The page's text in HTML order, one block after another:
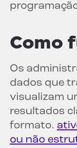
Como
Os
dados que
visualizam
resultados
formato.
ou não